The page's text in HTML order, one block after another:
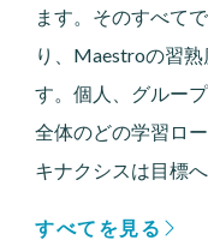
ます。そのすべて
り、Maestroの習
す。個人、グルー
全体のどの学習ロ
キナクシスは目標
すべてを見る